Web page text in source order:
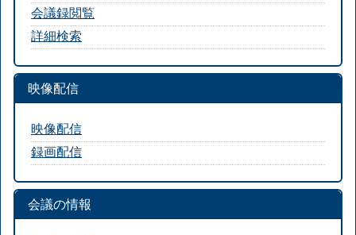
会議録閲覧
詳細検索
映像配信
映像配信
録画配信
会議の情報